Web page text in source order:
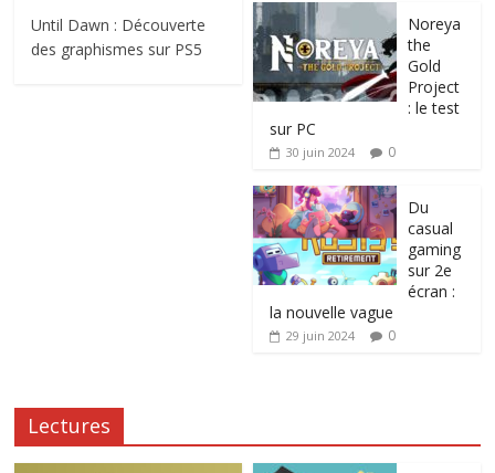
Until Dawn : Découverte
des graphismes sur PS5
Noreya
the
Gold
Project
: le test
sur PC
30 juin 2024 0
Du
casual
gaming
sur 2e
écran :
la nouvelle vague
29 juin 2024 0
Lectures